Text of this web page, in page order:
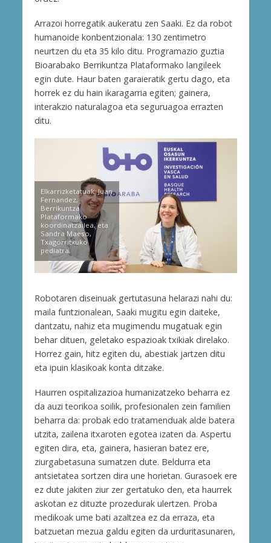
Arrazoi horregatik aukeratu zen Saaki. Ez da robot
humanoide konbentzionala: 130 zentimetro
neurtzen du eta 35 kilo ditu. Programazio guztia
Bioarabako Berrikuntza Plataformako langileek
egin dute. Haur baten garaieratik gertu dago, eta
horrek ez du hain ikaragarria egiten; gainera,
interakzio naturalagoa eta seguruagoa errazten
ditu.
Elkarrizketatuak: Juan
Fernandez,
Berrikuntza
Plataformako
koordinatzailea, eta
Sandra Maeso,
Txagorritxuko
pediatra.
Robotaren diseinuak gertutasuna helarazi nahi du:
maila funtzionalean, Saaki mugitu egin daiteke,
dantzatu, nahiz eta mugimendu mugatuak egin
behar dituen, geletako espazioak txikiak direlako.
Horrez gain, hitz egiten du, abestiak jartzen ditu
eta ipuin klasikoak konta ditzake.
Haurren ospitalizazioa humanizatzeko beharra ez
da auzi teorikoa soilik, profesionalen zein familien
beharra da: probak edo tratamenduak alde batera
utzita, zailena itxaroten egotea izaten da. Aspertu
egiten dira, eta, gainera, hasieran batez ere,
ziurgabetasuna sumatzen dute. Beldurra eta
antsietatea sortzen dira une horietan. Gurasoek ere
ez dute jakiten ziur zer gertatuko den, eta haurrek
askotan ez dituzte prozedurak ulertzen. Proba
medikoak ume bati azaltzea ez da erraza, eta
batzuetan mezua galdu egiten da urduritasunaren,